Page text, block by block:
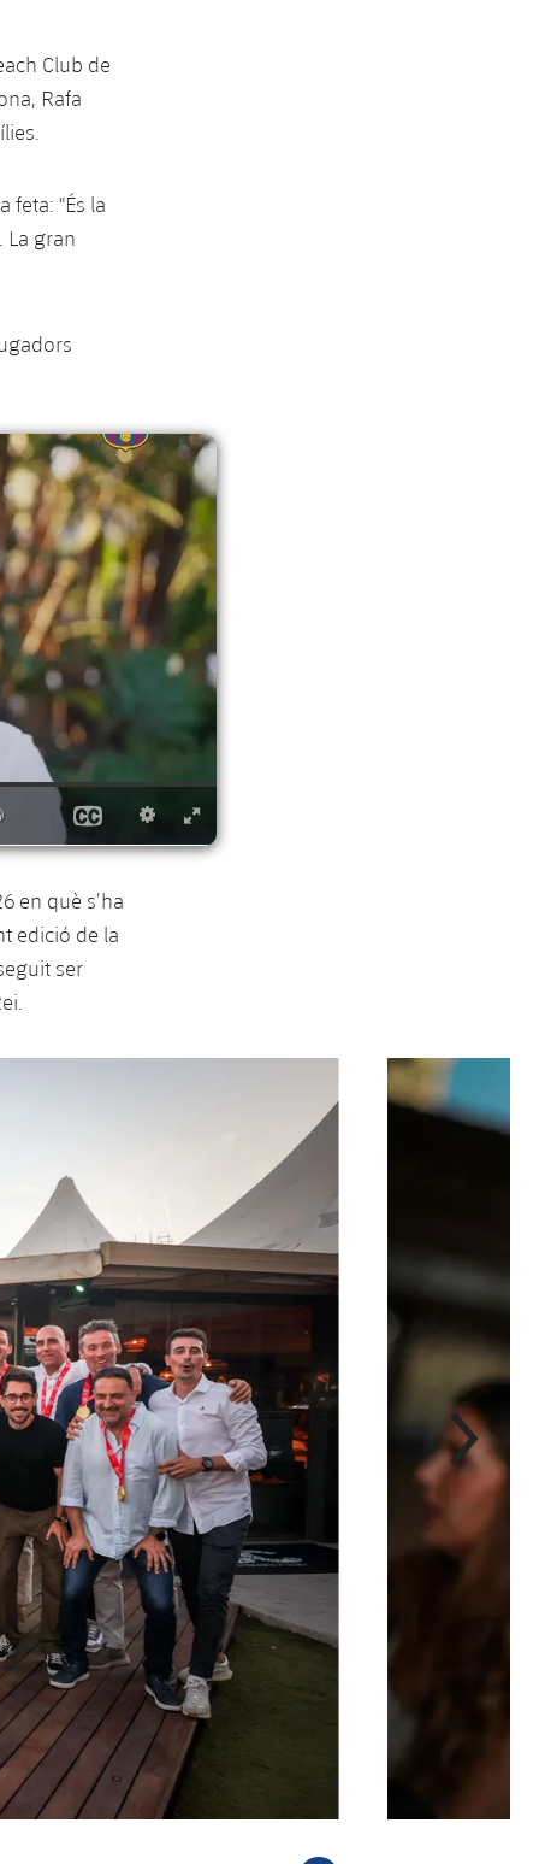
Club de
Rafa
feta: "És la
La gran
en què s’ha
edició de la
ser
Següent